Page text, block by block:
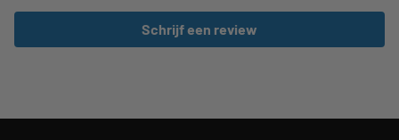
Schrijf een review